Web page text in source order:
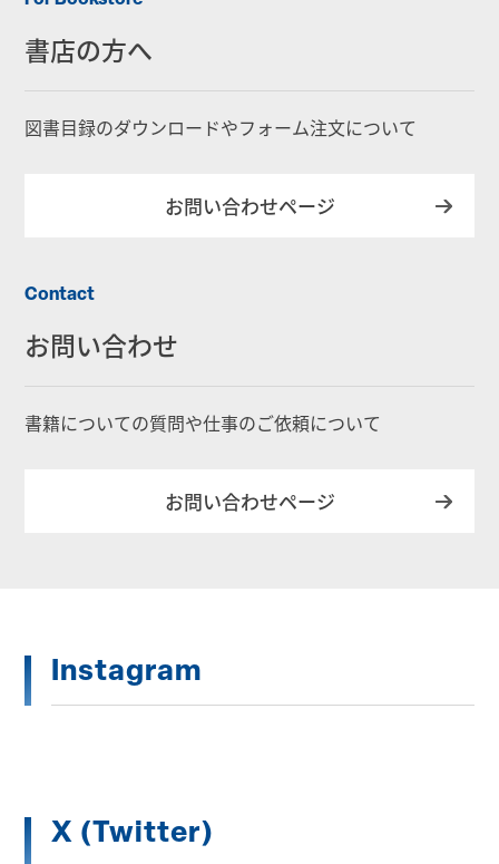
書店の方へ
図書目録のダウンロードやフォーム注文について
お問い合わせページ
Contact
お問い合わせ
書籍についての質問や仕事のご依頼について
お問い合わせページ
Instagram
X (Twitter)